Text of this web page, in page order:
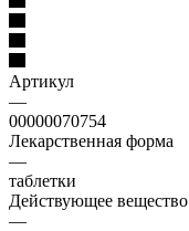
Артикул
—
00000070754
Лекарственная форма
—
таблетки
Действующее вещество
—